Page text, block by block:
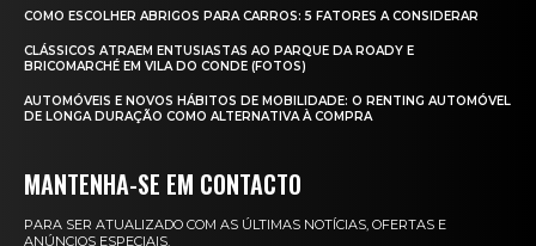
COMO ESCOLHER ABRIGOS PARA CARROS: 5 FATORES A CONSIDERAR
CLÁSSICOS ATRAEM ENTUSIASTAS AO PARQUE DA ROADY E
BRICOMARCHÉ EM VILA DO CONDE (FOTOS)
AUTOMÓVEIS E NOVOS HÁBITOS DE MOBILIDADE: O RENTING AUTOMÓVEL
DE LONGA DURAÇÃO COMO ALTERNATIVA À COMPRA
MANTENHA-SE EM CONTACTO
PARA SER ATUALIZADO COM AS ÚLTIMAS NOTÍCIAS, OFERTAS E
ANÚNCIOS ESPECIAIS.